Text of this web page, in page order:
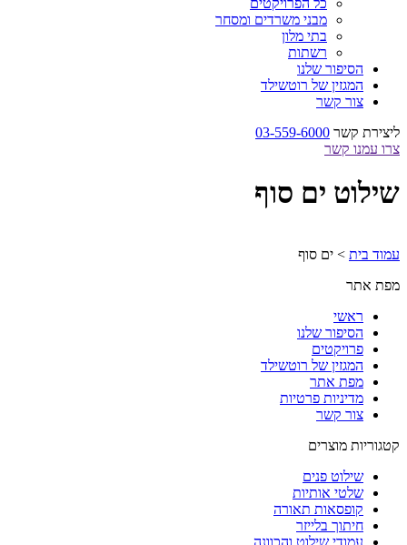
כל הפרויקטים
מבני משרדים ומסחר
בתי מלון
רשתות
הסיפור שלנו
המגזין של רוטשילד
צור קשר
ליצירת קשר 03-559-6000
צרו עמנו קשר
שילוט ים סוף
עמוד בית > ים סוף
מפת אתר
ראשי
הסיפור שלנו
פרויקטים
המגזין של רוטשילד
מפת אתר
מדיניות פרטיות
צור קשר
קטגוריות מוצרים
שילוט פנים
שלטי אותיות
קופסאות תאורה
חיתוך בלייזר
עמודי שילוט והכוונה